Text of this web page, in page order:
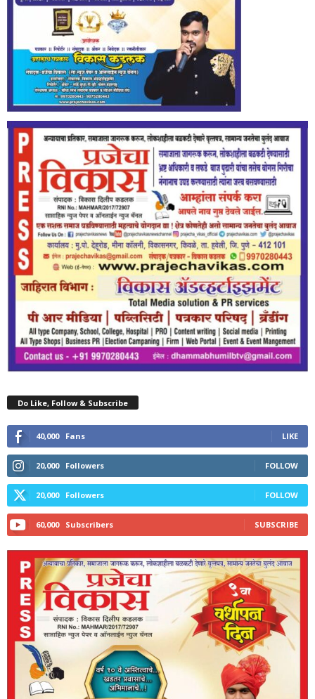
Do Like, Follow & Subscribe
40,000 Fans LIKE
20,000 Followers FOLLOW
20,000 Followers FOLLOW
60,000 Subscribers SUBSCRIBE